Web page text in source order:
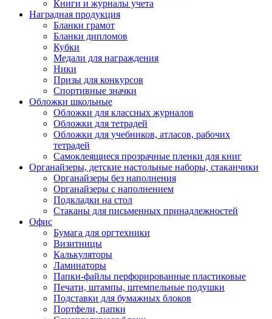
Книги и журналы учета
Наградная продукция
Бланки грамот
Бланки дипломов
Кубки
Медали для награждения
Ники
Призы для конкурсов
Спортивные значки
Обложки школьные
Обложки для классных журналов
Обложки для тетрадей
Обложки для учебников, атласов, рабочих
тетрадей
Самоклеящиеся прозрачные пленки для книг
Органайзеры, детские настольные наборы, стаканчики
Органайзеры без наполнения
Органайзеры с наполнением
Подкладки на стол
Стаканы для письменных принадлежностей
Офис
Бумага для оргтехники
Визитницы
Калькуляторы
Ламинаторы
Папки-файлы перфорированные пластиковые
Печати, штампы, штемпельные подушки
Подставки для бумажных блоков
Портфели, папки